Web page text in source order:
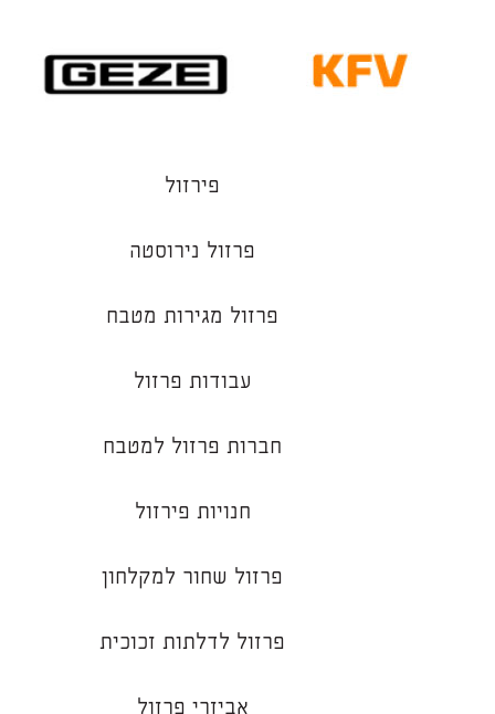
פירזול
פרזול נירוסטה
פרזול מגירות מטבח
עבודות פרזול
חברות פרזול למטבח
חנויות פירזול
פרזול שחור למקלחון
פרזול לדלתות זכוכית
אביזרי פרזול